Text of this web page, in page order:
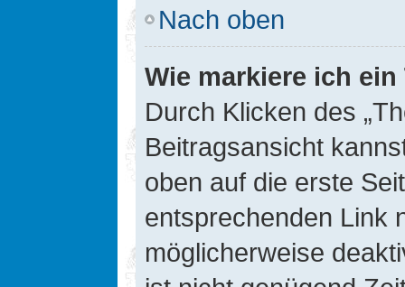
Nach oben
Wie markiere ich
Durch Klicken des
Beitragsansicht
oben auf die erste
entsprechenden Link
möglicherweise